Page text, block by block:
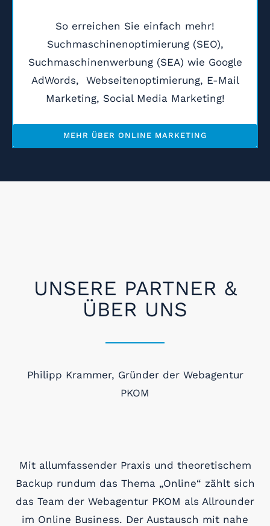
So erreichen Sie einfach mehr!
Suchmaschinenoptimierung (SEO),
Suchmaschinenwerbung (SEA) wie Google
AdWords, Webseitenoptimierung, E-Mail
Marketing, Social Media Marketing!
MEHR ÜBER ONLINE MARKETING
UNSERE PARTNER &
ÜBER UNS
Philipp Krammer, Gründer der Webagentur
PKOM
Mit allumfassender Praxis und theoretischem
Backup rundum das Thema „Online“ zählt sich
das Team der Webagentur PKOM als Allrounder
im Online Business. Der Austausch mit nahe